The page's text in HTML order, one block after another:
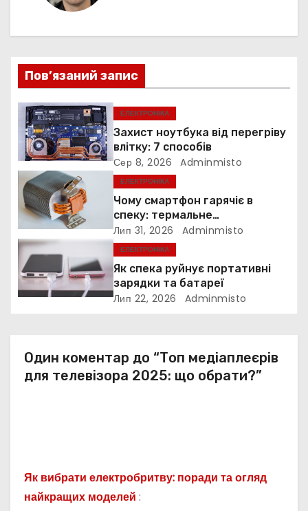
ц
я
з
а
п
и
с
і
в
Пов’язаний запис
ЕЛЕКТРОНІКА
Захист ноутбука від перегріву
влітку: 7 способів
Сер 8, 2026 Adminmisto
ЕЛЕКТРОНІКА
Чому смартфон гарячіє в
спеку: термальне
дросселювання
Лип 31, 2026 Adminmisto
ЕЛЕКТРОНІКА
Як спека руйнує портативні
зарядки та батареї
Лип 22, 2026 Adminmisto
Один коментар до “Топ медіаплеєрів
для телевізора 2025: що обрати?”
Як вибрати електробритву: поради та огляд
найкращих моделей :